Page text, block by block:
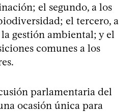
el segundo, a los
el tercero, a
gestión ambiental; y el
comunes a los
parlamentaria del
ocasión única para